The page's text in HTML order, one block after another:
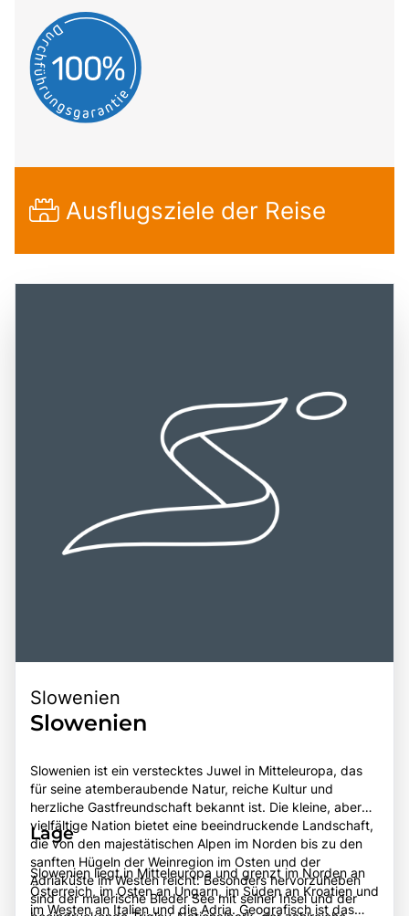
Ausflugsziele der Reise
Slowenien
Slowenien
Slowenien ist ein verstecktes Juwel in Mitteleuropa, das
für seine atemberaubende Natur, reiche Kultur und
herzliche Gastfreundschaft bekannt ist. Die kleine, aber
vielfältige Nation bietet eine beeindruckende Landschaft,
die von den majestätischen Alpen im Norden bis zu den
sanften Hügeln der Weinregion im Osten und der
Adriaküste im Westen reicht. Besonders hervorzuheben
sind der malerische Bleder See mit seiner Insel und der
Lage
Slowenien liegt in Mitteleuropa und grenzt im Norden an
Österreich, im Osten an Ungarn, im Süden an Kroatien und
im Westen an Italien und die Adria. Geografisch ist das